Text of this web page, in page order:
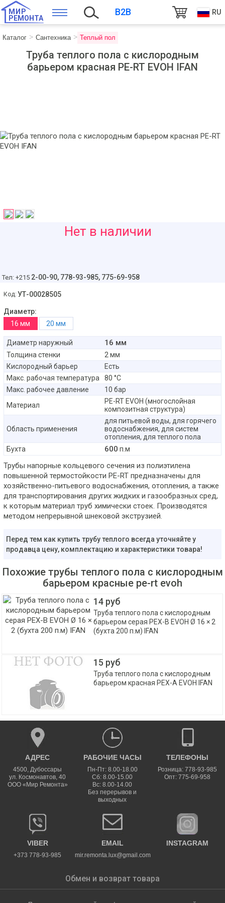
МИР
РЕМОНТА
B2B RU
Каталог Сантехника Теплый пол
Труба теплого пола с кислородным
барьером красная PE-RT EVOH IFAN
Нет в наличии
Тел: +215 2-00-90, 778-93-985, 775-69-958
Код: УТ-00028505
Диаметр:
16 мм
20 мм
Диаметр наружный 16 мм
Толщина стенки
2 мм
Кислородный барьер
Есть
Макс. рабочая температура
80 °C
Макс. рабочее давление
10 бар
Материал
PE-RT EVOH (многослойная
композитная структура)
Область применения
для питьевой воды, для горячего
водоснабжения, для систем
отопления, для теплого пола
Бухта
600 п.м
Трубы напорные кольцевого сечения из полиэтилена
повышенной термостойкости PE-RT предназначены для
хозяйственно-питьевого водоснабжения, отопления, а также
для транспортирования других жидких и газообразных сред,
к которым материал труб химически стоек. Производятся
методом непрерывной шнековой экструзией.
Перед тем как купить трубу теплого всегда уточняйте у
продавца цену, комплектацию и характеристики товара!
Похожие трубы теплого пола с кислородным
барьером красные pe-rt evoh
14 руб
Труба теплого пола с кислородным
барьером серая PEX-B EVOH Ø 16 × 2
(бухта 200 п.м) IFAN
15 руб
Труба теплого пола с кислородным
барьером красная PEX-A EVOH IFAN
АДРЕС
4500,Дубоссары
ул. Космонавтов, 40
ООО «Мир Ремонта»
РАБОЧИЕ ЧАСЫ
Пн-Пт: 8.00-18.00
Сб: 8.00-15.00
Вс: 8.00-14.00
Без перерывов и
выходных
ТЕЛЕФОНЫ
Розница: 778-93-985
Опт: 775-69-958
VIBER
+373 778-93-985
EMAIL
mir.remonta.lux@gmail.com
INSTAGRAM
Обмен и возврат товара